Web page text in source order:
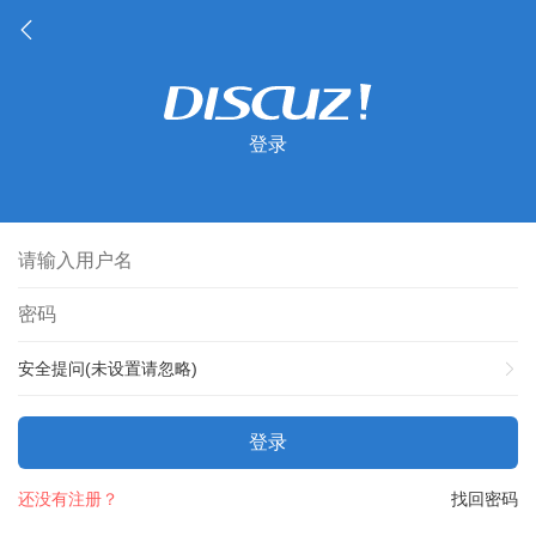
登录
安全提问(未设置请忽略)
登录
找回密码
还没有注册？